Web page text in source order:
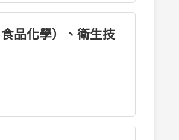
品化學）、衛生技